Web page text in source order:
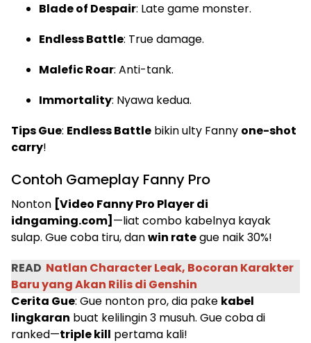
Blade of Despair: Late game monster.
Endless Battle: True damage.
Malefic Roar: Anti-tank.
Immortality: Nyawa kedua.
Tips Gue: Endless Battle bikin ulty Fanny one-shot
carry!
Contoh Gameplay Fanny Pro
Nonton [Video Fanny Pro Player di
idngaming.com] —liat combo kabelnya kayak
sulap. Gue coba tiru, danwin rategue naik 30%!
READ Natlan Character Leak, Bocoran Karakter
Baru yang Akan Rilis di Genshin
Cerita Gue: Gue nonton pro, dia pake kabel
lingkaran buat kelilingin 3 musuh. Gue coba di
ranked—triple kill pertama kali!